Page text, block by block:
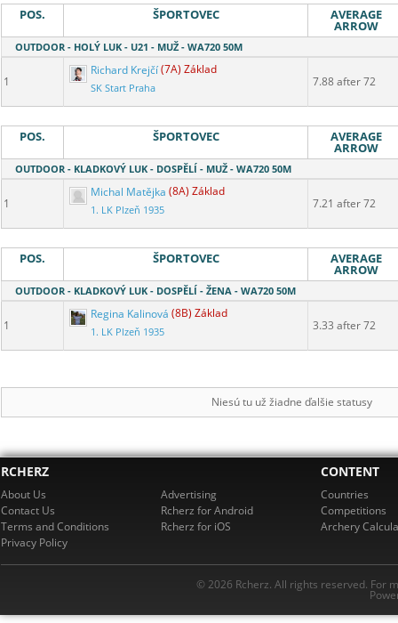
POS. ŠPORTOVEC AVERAGE
ARROW
OUTDOOR - HOLÝ LUK - U21 - MUŽ - WA720 50M
1
Richard Krejčí(7A) Základ
SK Start Praha 7.88 after 72
POS. ŠPORTOVEC AVERAGE
ARROW
OUTDOOR - KLADKOVÝ LUK - DOSPĚLÍ - MUŽ - WA720 50M
1
Michal Matějka (8A) Základ
1. LK Plzeň 1935 7.21 after 72
POS. ŠPORTOVEC AVERAGE
ARROW
OUTDOOR - KLADKOVÝ LUK - DOSPĚLÍ - ŽENA - WA720 50M
1
Regina Kalinová (8B) Základ
1. LK Plzeň 1935 3.33 after 72
Niesú tu už žiadne ďalšie statusy
RCHERZ
About Us
Contact Us
Terms and Conditions
Privacy Policy
Advertising
Rcherz for Android
Rcherz for iOS
CONTENT
Countries
Competitions
Archery
© 2026 Rcherz. All rights reserved. For